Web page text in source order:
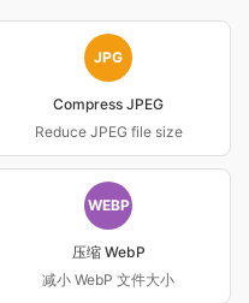
JPG
Compress JPEG
Reduce JPEG file size
WEBP
压缩 WebP
减小 WebP 文件大小